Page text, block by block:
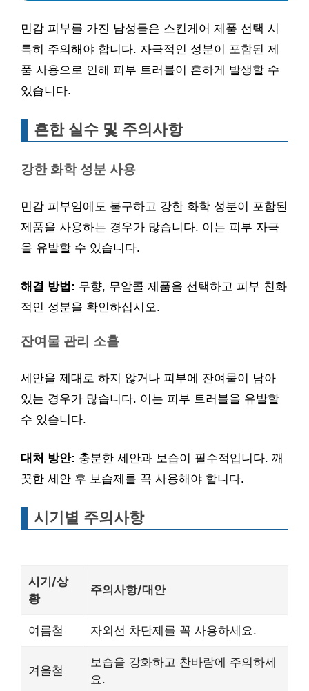
민감 피부를 가진 남성들은 스킨케어 제품 선택 시
특히 주의해야 합니다. 자극적인 성분이 포함된 제
품 사용으로 인해 피부 트러블이 흔하게 발생할 수
있습니다.
흔한 실수 및 주의사항
강한 화학 성분 사용
민감 피부임에도 불구하고 강한 화학 성분이 포함된
제품을 사용하는 경우가 많습니다. 이는 피부 자극
을 유발할 수 있습니다.
해결 방법: 무향, 무알콜 제품을 선택하고 피부 친화
적인 성분을 확인하십시오.
잔여물 관리 소홀
세안을 제대로 하지 않거나 피부에 잔여물이 남아
있는 경우가 많습니다. 이는 피부 트러블을 유발할
수 있습니다.
대처 방안: 충분한 세안과 보습이 필수적입니다. 깨
끗한 세안 후 보습제를 꼭 사용해야 합니다.
시기별 주의사항
시기/상
황
주의사항/대안
여름철 자외선 차단제를 꼭 사용하세요.
겨울철
보습을 강화하고 찬바람에 주의하세
요.